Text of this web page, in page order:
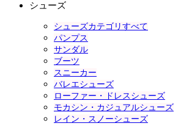
シューズ
シューズカテゴリすべて
パンプス
サンダル
ブーツ
スニーカー
バレエシューズ
ローファー・ドレスシューズ
モカシン・カジュアルシューズ
レイン・スノーシューズ